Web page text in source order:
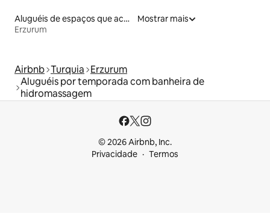
Aluguéis de espaços que aceitam animais de estimação
Erzurum
Mostrar mais
Airbnb Turquia Erzurum
Aluguéis por temporada com banheira de
hidromassagem
© 2026 Airbnb, Inc.
Privacidade
Termos